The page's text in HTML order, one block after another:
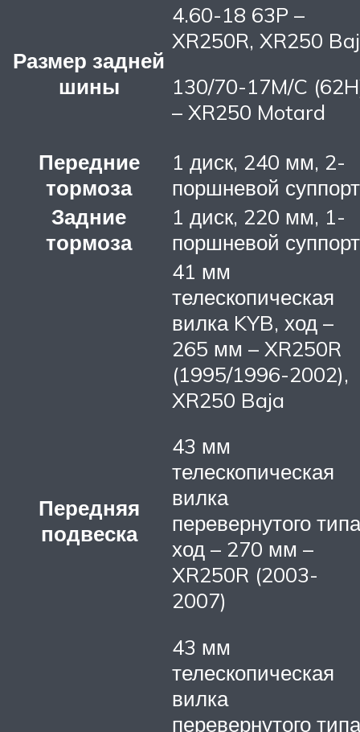
Размер задней
шины
4.60-18 63P –
XR250R, XR250
130/70-17M/C
– XR250 Motard
Передние
тормоза
1 диск, 240 мм, 2-
поршневой суппорт
Задние
тормоза
1 диск, 220 мм, 1-
поршневой суппорт
Передняя
подвеска
41 мм
телескопическая
вилка KYB, ход –
265 мм – XR250R
(1995/1996-2002),
XR250 Baja
43 мм
телескопическая
вилка
перевернутого
ход – 270 мм –
XR250R (2003-
2007)
43 мм
телескопическая
вилка
перевернутого типа